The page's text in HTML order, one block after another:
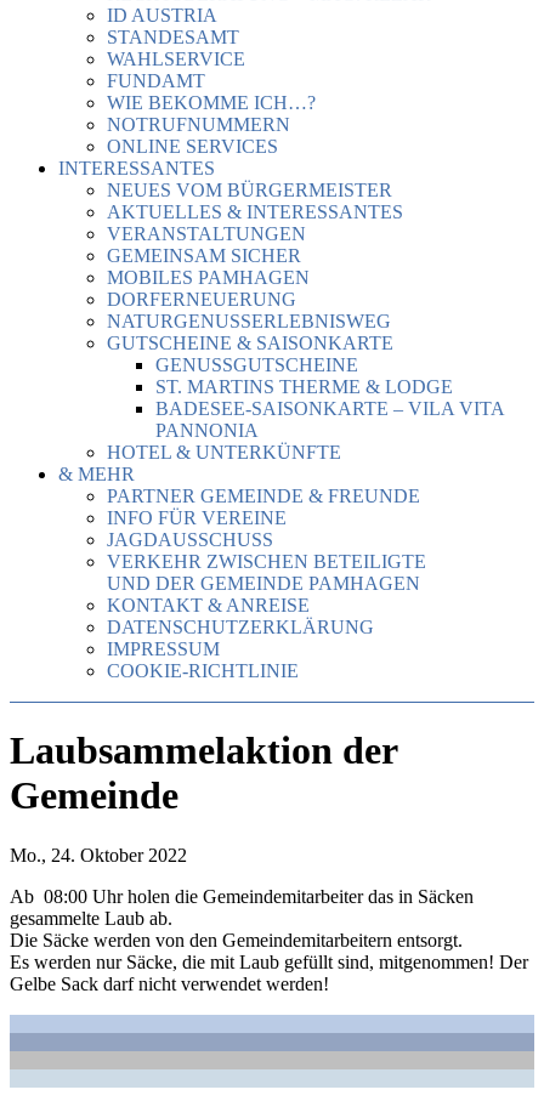
ID AUSTRIA
STANDESAMT
WAHLSERVICE
FUNDAMT
WIE BEKOMME ICH…?
NOTRUFNUMMERN
ONLINE SERVICES
INTERESSANTES
NEUES VOM BÜRGERMEISTER
AKTUELLES & INTERESSANTES
VERANSTALTUNGEN
GEMEINSAM SICHER
MOBILES PAMHAGEN
DORFERNEUERUNG
NATURGENUSSERLEBNISWEG
GUTSCHEINE & SAISONKARTE
GENUSSGUTSCHEINE
ST. MARTINS THERME & LODGE
BADESEE-SAISONKARTE – VILA VITA
PANNONIA
HOTEL & UNTERKÜNFTE
& MEHR
PARTNER GEMEINDE & FREUNDE
INFO FÜR VEREINE
JAGDAUSSCHUSS
VERKEHR ZWISCHEN BETEILIGTE
UND DER GEMEINDE PAMHAGEN
KONTAKT & ANREISE
DATENSCHUTZERKLÄRUNG
IMPRESSUM
COOKIE-RICHTLINIE
Laubsammelaktion der
Gemeinde
Mo., 24. Oktober 2022
Ab 08:00 Uhr holen die Gemeindemitarbeiter das in Säcken
gesammelte Laub ab.
Die Säcke werden von den Gemeindemitarbeitern entsorgt.
Es werden nur Säcke, die mit Laub gefüllt sind, mitgenommen! Der
Gelbe Sack darf nicht verwendet werden!